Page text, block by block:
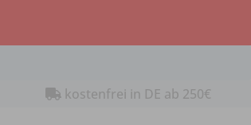
kostenfrei in DE ab 250€